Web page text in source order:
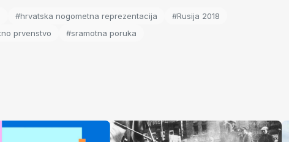
#hrvatska nogometna reprezentacija
#Rusija 2018
prvenstvo
#sramotna poruka